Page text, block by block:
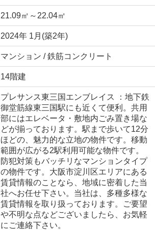
21.09㎡～22.04㎡
2024年 1月(築2年)
マンション / 鉄筋コンクリート
14階建
プレサンス東三国エンブレイス ：地下鉄
御堂筋線東三国駅にも近くて便利。共用
部にはエレベータ・敷地内ごみ置き場な
どが揃っております。駅まで歩いて12分
ほどの、魅力的な立地の物件です。移動
範囲が広がる2駅利用可能な物件です。
防犯対策もバッチリなマンションタイプ
の物件です。大阪市淀川区エリアにある
賃貸情報のことなら、地域に密着した当
社へお任せ下さい。当社は、多種多様な
賃貸情報を取り扱っております。ご要望
や不明な点などございましたら、お気軽
にご連絡下さい。